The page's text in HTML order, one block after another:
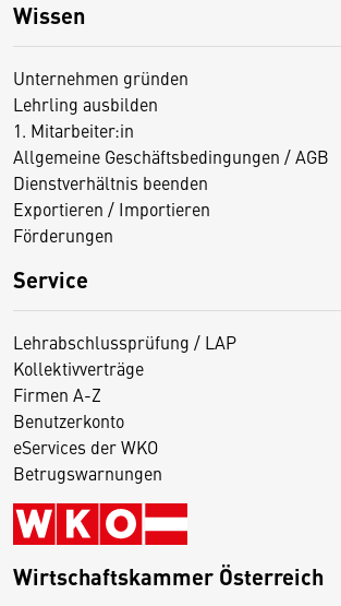
Wissen
Unternehmen gründen
Lehrling ausbilden
1. Mitarbeiter:in
Allgemeine Geschäftsbedingungen / AGB
Dienstverhältnis beenden
Exportieren / Importieren
Förderungen
Service
Lehrabschlussprüfung / LAP
Kollektivverträge
Firmen A-Z
Benutzerkonto
eServices der WKO
Betrugswarnungen
Wirtschaftskammer Österreich